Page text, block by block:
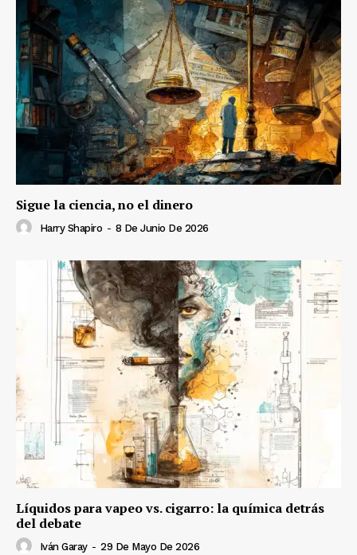
Sigue la ciencia, no el dinero
Harry Shapiro - 8 De Junio De 2026
Líquidos para vapeo vs. cigarro: la química detrás
del debate
Iván Garay - 29 De Mayo De 2026